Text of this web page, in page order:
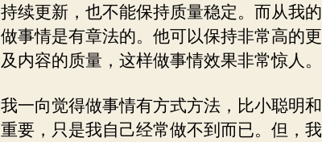
持续更新，也不能保持质量稳定。而从我
做事情是有章法的。他可以保持非常高的
及内容的质量，这样做事情效果非常惊人。
我一向觉得做事情有方式方法，比小聪明
重要，只是我自己经常做不到而已。但，